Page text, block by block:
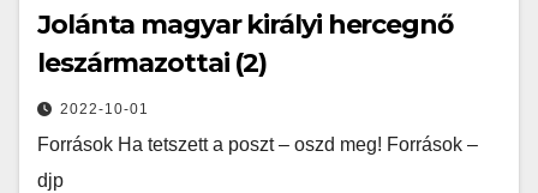
Jolánta magyar királyi hercegnő
leszármazottai (2)
2022-10-01
Források Ha tetszett a poszt – oszd meg! Források –
djp